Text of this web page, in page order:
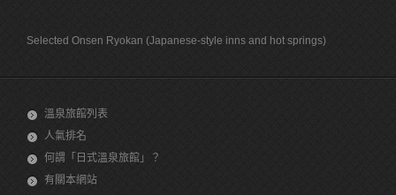
Selected Onsen Ryokan (Japanese-style inns and hot springs)
溫泉旅館列表
人氣排名
何謂「日式溫泉旅館」？
有關本網站